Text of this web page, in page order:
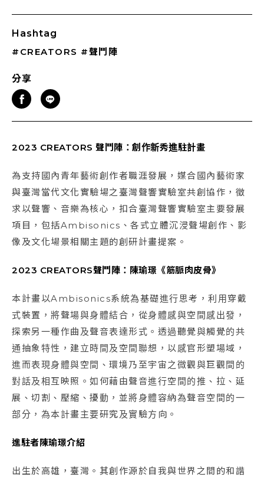
Hashtag
#CREATORS #聲鬥陣
分享
2023 CREATORS 聲鬥陣：創作新秀進駐計畫
為支持國內青年藝術創作者職涯發展，媒合國內藝術家
與臺灣當代文化實驗場之臺灣聲響實驗室共創協作，徵
求以聲響、音樂為核心，扣合臺灣聲響實驗室主要發展
項目，包括Ambisonics、各式立體沉浸聲場創作、影
像及文化場景相關主題的創研計畫提案。
2023 CREATORS聲鬥陣：陳瑜璟《筋脈肉皮骨》
本計畫以Ambisonics系統為基礎進行思考，利用穿戴
式裝置，將聲場與身體結合，從身體感與空間感出發，
探索另一種作曲及聲音表達形式。透過聽覺與觸覺的共
通抽象特性，建立時間及空間聯想，以感官形塑場域，
進而表現身體與空間、環境乃至宇宙之微觀與巨觀間的
對話及相互映照。如何藉由聲音進行空間的推、拉、延
展、切割、壓縮、擾動，並將身體容納為聲音空間的一
部分，為本計畫主要研究及實驗方向。
進駐者陳瑜璟介紹
出生於高雄，臺灣。其創作源於自我與世界之間的和諧